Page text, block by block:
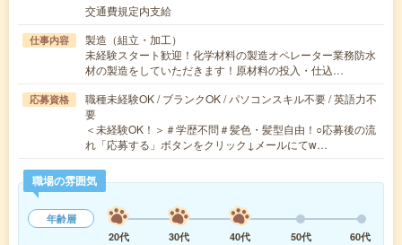
交通費規定内支給
仕事内容
製造（組立・加工）
未経験スタート歓迎！化学材料の製造オペレーター業務防水
材の製造をしていただきます！原材料の投入・仕込…
応募資格
職種未経験OK / ブランクOK / パソコンスキル不要 / 英語力不
要
＜未経験OK！＞＃学歴不問＃髪色・髪型自由！○応募後の流
れ「応募する」ボタンをクリック↓メールにてw…
職場の雰囲気
年齢層
20代
30代 40代 50代 60代